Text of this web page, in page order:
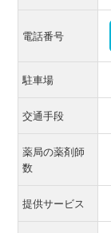
電話番号
駐車場
交通手段
薬局の薬剤師
数
提供サービス